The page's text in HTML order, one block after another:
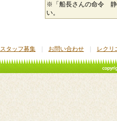
※「船長さんの命令 静
い。
スタッフ募集 お問い合わせ レクリ